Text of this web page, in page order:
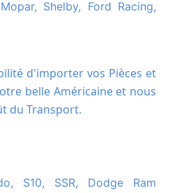
Shelby, Ford Racing,
belle Américaine et nous
du Transport.